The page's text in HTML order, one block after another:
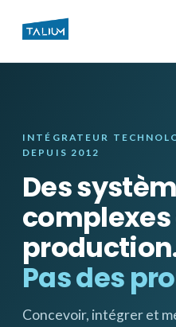
INTÉGRATEUR
DEPUIS 2012
Des
complexes
Pas des
Concevoir, intégrer et